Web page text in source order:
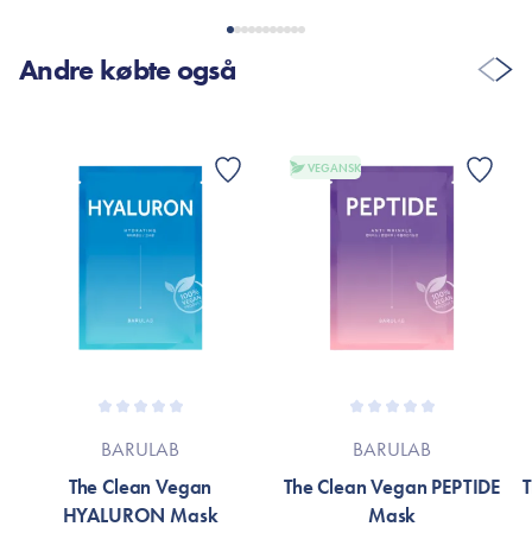
Andre købte også
BARULAB
The Clean Vegan
HYALURON Mask
VEGANSK
BARULAB
The Clean Vegan PEPTIDE
Mask